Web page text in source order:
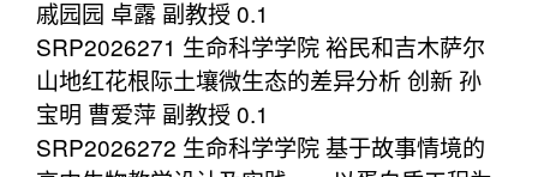
戚园园 卓露 副教授 0.1
SRP2026271 生命科学学院 裕民和吉木萨尔
山地红花根际土壤微生态的差异分析 创新 孙
宝明 曹爱萍 副教授 0.1
SRP2026272 生命科学学院 基于故事情境的